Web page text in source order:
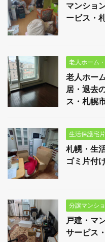
マンショ
ービス・
老人ホーム
老人ホー
居・退去
ス・札幌
生活保護宅
札幌・生
ゴミ片付
分譲マンシ
戸建・マ
サービス